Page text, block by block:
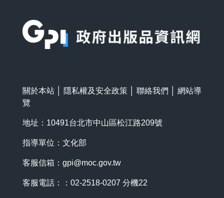
關於本站 隱私權及安全政策 聯絡我們
網站導
覽
地址：10491台北市中山區松江路209號
指導單位：文化部
客服信箱： gpi@moc.gov.tw
客服電話：：02-2518-0207 分機22